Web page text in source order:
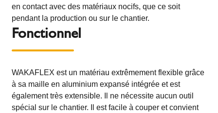
en contact avec des matériaux nocifs, que ce soit
pendant la production ou sur le chantier.
Fonctionnel
WAKAFLEX est un matériau extrêmement flexible grâce
à sa maille en aluminium expansé intégrée et est
également très extensible. Il ne nécessite aucun outil
spécial sur le chantier. Il est facile à couper et convient